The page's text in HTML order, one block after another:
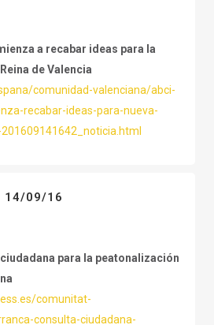
a recabar ideas para la
de Valencia
comunidad-valenciana/abci-
recabar-ideas-para-nueva-
14/09/16
para la peatonalización
comunitat-
consulta-ciudadana-